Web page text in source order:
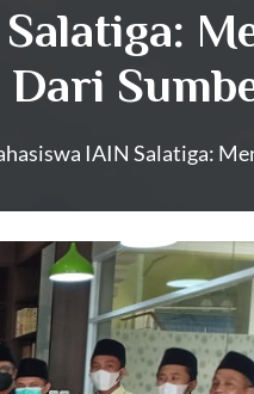
IAIN Salatiga: